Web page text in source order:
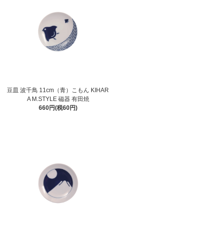
豆皿 波千鳥 11cm（青）こもん KIHAR
A M.STYLE 磁器 有田焼
660円(税60円)